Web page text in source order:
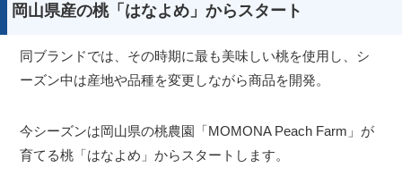
岡山県産の桃「はなよめ」からスタート
同ブランドでは、その時期に最も美味しい桃を使用し、シ
ーズン中は産地や品種を変更しながら商品を開発。
今シーズンは岡山県の桃農園「MOMONA Peach Farm」が
育てる桃「はなよめ」からスタートします。